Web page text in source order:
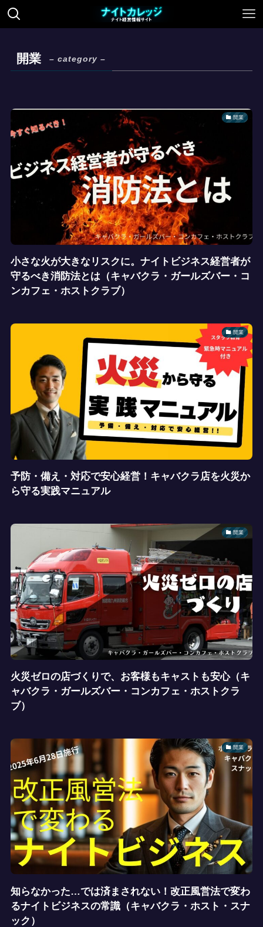
開業 – category –
開業
小さな火が大きなリスクに。ナイトビジネス経営者が
守るべき消防法とは（キャバクラ・ガールズバー・コ
ンカフェ・ホストクラブ）
開業
予防・備え・対応で安心経営！キャバクラ店を火災か
ら守る実践マニュアル
開業
火災ゼロの店づくりで、お客様もキャストも安心（キ
ャバクラ・ガールズバー・コンカフェ・ホストクラ
ブ）
開業
知らなかった…では済まされない！改正風営法で変わ
るナイトビジネスの常識（キャバクラ・ホスト・スナ
ック）